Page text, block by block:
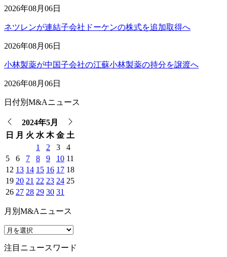
2026年08月06日
ネツレンが連結子会社ドーケンの株式を追加取得へ
2026年08月06日
小林製薬が中国子会社の江蘇小林製薬の持分を譲渡へ
2026年08月06日
日付別M&Aニュース
2024年5月
日 月 火 水 木 金 土
1
2 3
4
5
6 7 8 9 10 11
12 13 14 15 16 17 18
19 20 21 22 23 24 25
26 27 28 29 30 31
月別M&Aニュース
注目ニュースワード